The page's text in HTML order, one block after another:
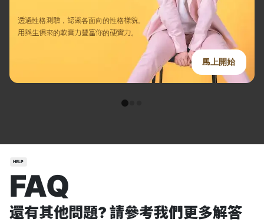
透過性格測驗，認識各面向的性格樣貌。
用與生俱來的軟實力豐富你的硬實力。
馬上開始
HELP
FAQ
還有其他問題? 請參考我們更多解答